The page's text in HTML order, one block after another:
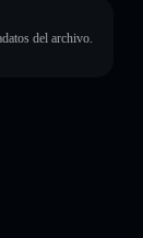
del archivo.